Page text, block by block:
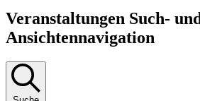
Veranstaltungen Such- und
Ansichtennavigation